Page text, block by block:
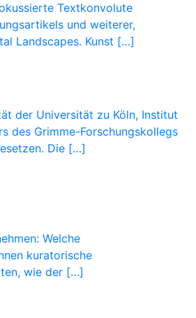
Textkonvolute
und weiterer,
Landscapes. Kunst […]
der Universität zu Köln, Institut
des Grimme-Forschungskollegs
Die […]
Welche
kuratorische
wie der […]